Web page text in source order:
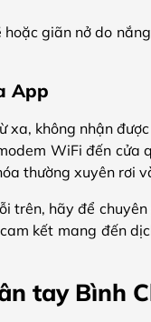
giãn nở do
App
xa, không nhận
WiFi đến cửa
thường xuyên rơi
trên, hãy để
kết mang đến
tay Bình